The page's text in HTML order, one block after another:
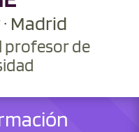
Madrid
profesor de